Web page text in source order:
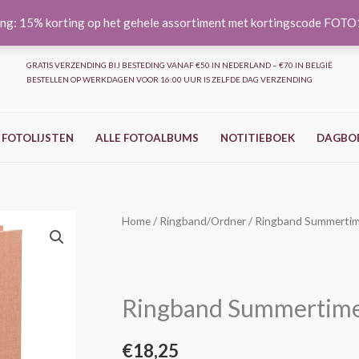
15% korting op het gehele assortiment met kortingscode
GRATIS VERZENDING BIJ BESTEDING VANAF €50 IN NEDERLAND – €70 IN BELGIË
BESTELLEN OP WERKDAGEN VOOR 16:00 UUR IS ZELFDE DAG VERZENDING
ALLE FOTOALBUMS NOTITIEBOEK
Home/ Ringband/Ordner/ Ringband
Ringband
€18,25